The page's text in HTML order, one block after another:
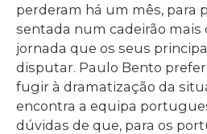
perderam há um mês, para
sentada num cadeirão mais
jornada que os seus
disputar. Paulo Bento
fugir à dramatização da
encontra a equipa
dúvidas de que, para os